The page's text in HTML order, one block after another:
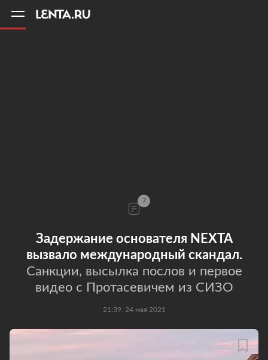
7
Задержание основателя NEXTA
вызвало международный скандал.
Санкции, высылка послов и первое
видео c Протасевичем из СИЗО
21:39, 24 мая 2021